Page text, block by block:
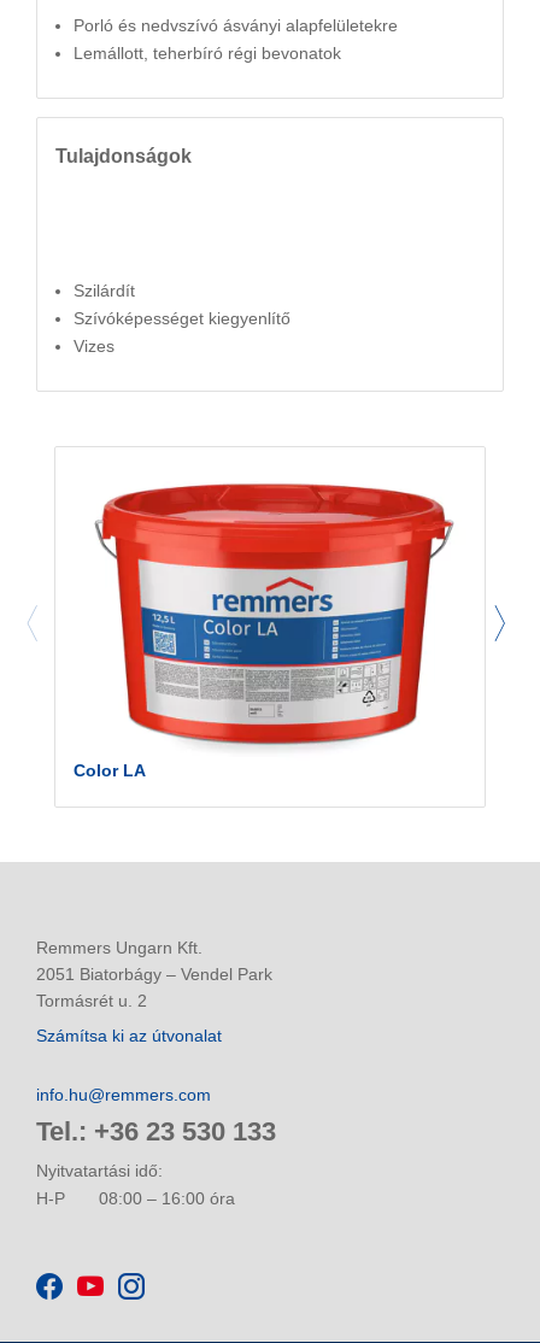
Porló és nedvszívó ásványi alapfelületekre
Lemállott, teherbíró régi bevonatok
Tulajdonságok
Szilárdít
Szívóképességet kiegyenlítő
Vizes
Color LA
Remmers Ungarn Kft.
2051 Biatorbágy – Vendel Park
Tormásrét u. 2
Számítsa ki az útvonalat
info.hu@remmers.com
Tel.: +36 23 530 133
Nyitvatartási idő:
H-P
08:00 – 16:00 óra